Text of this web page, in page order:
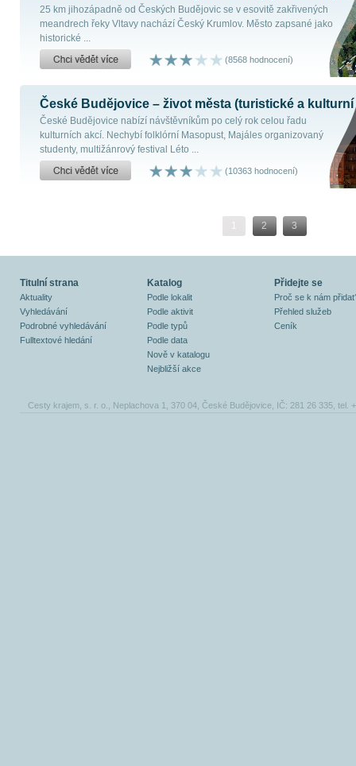
25 km jihozápadně od Českých Budějovic se v esovitě zakřivených
meandrech řeky Vltavy nachází Český Krumlov. Město zapsané jako
historické ...
(8568 hodnocení)
České Budějovice – život města (turistické a kulturní
České Budějovice nabízí návštěvníkům po celý rok celou řadu
kulturních akcí. Nechybí folklórní Masopust, Majáles organizovaný
studenty, multižánrový festival Léto ...
(10363 hodnocení)
1 2 3
Titulní strana
Aktuality
Vyhledávání
Podrobné vyhledávání
Fulltextové hledání
Katalog
Podle lokalit
Podle aktivit
Podle typů
Podle data
Nově v katalogu
Nejbližší akce
Přidejte se
Proč se k nám
Přehled služeb
Ceník
Cesty krajem, s. r. o., Neplachova 1, 370 04, České Budějovice, IČ: 281 26 335, tel.